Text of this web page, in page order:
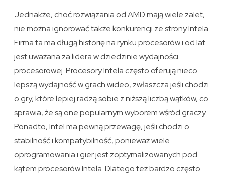
Jednakże, choć rozwiązania od AMD mają wiele zalet,
nie można ignorować także konkurencji ze strony Intela.
Firma ta ma długą historię na rynku procesorów i od lat
jest uważana za lidera w dziedzinie wydajności
procesorowej. Procesory Intela często oferują nieco
lepszą wydajność w grach wideo, zwłaszcza jeśli chodzi
o gry, które lepiej radzą sobie z niższą liczbą wątków, co
sprawia, że są one popularnym wyborem wśród graczy.
Ponadto, Intel ma pewną przewagę, jeśli chodzi o
stabilność i kompatybilność, ponieważ wiele
oprogramowania i gier jest zoptymalizowanych pod
kątem procesorów Intela. Dlatego też bardzo często